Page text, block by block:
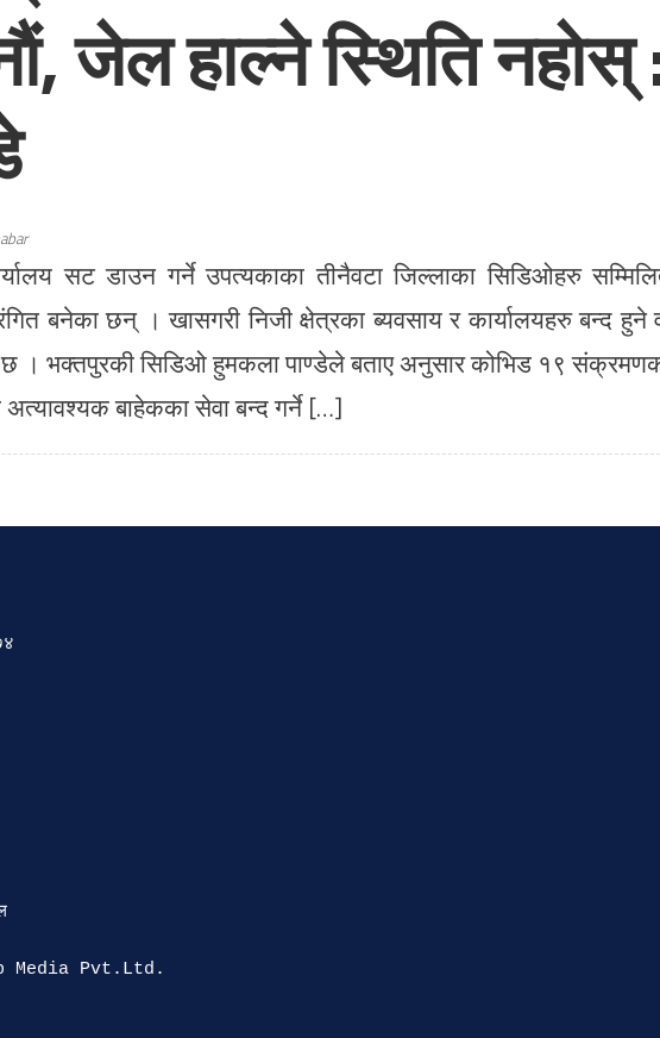
जेल हाल्ने स्थिति नहाेस्
सट डाउन गर्ने उपत्यकाका तीनैवटा जिल्लाका सिडिओहरु
बनेका छन् । खासगरी निजी क्षेत्रका ब्यवसाय र कार्यालयहरु बन्द हुने
। भक्तपुरकी सिडिओ हुमकला पाण्डेले बताए अनुसार कोभिड १९
बाहेकका सेवा बन्द गर्ने […]